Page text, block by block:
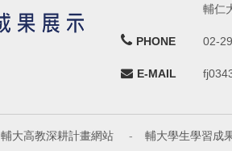
輔仁
PHONE 02-
E-MAIL
輔大高教深耕計畫網站 - 輔大學生學習成